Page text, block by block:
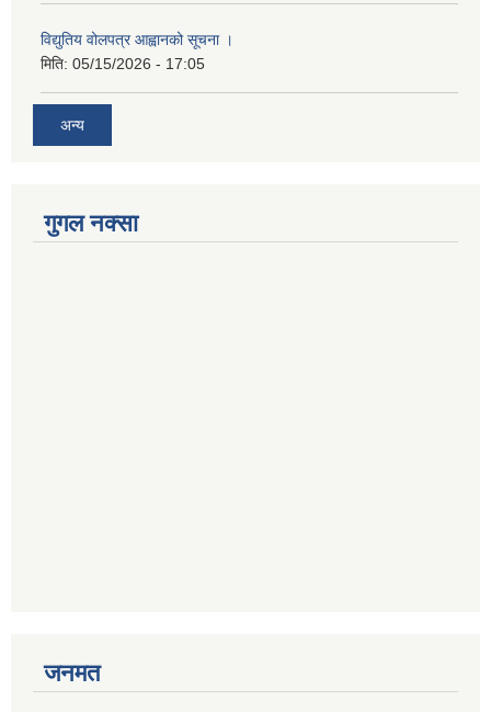
विद्युतिय वोलपत्र आह्वानको सूचना ।
मिति: 05/15/2026 - 17:05
अन्य
गुगल नक्सा
जनमत